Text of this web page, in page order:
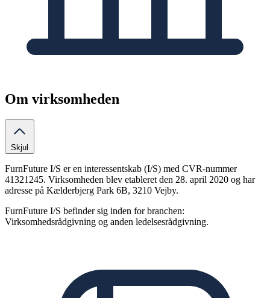
Om virksomheden
Skjul
FurnFuture I/S er en interessentskab (I/S) med CVR-nummer
41321245. Virksomheden blev etableret den 28. april 2020 og har
adresse på Kælderbjerg Park 6B, 3210 Vejby.
FurnFuture I/S befinder sig inden for branchen:
Virksomhedsrådgivning og anden ledelsesrådgivning.